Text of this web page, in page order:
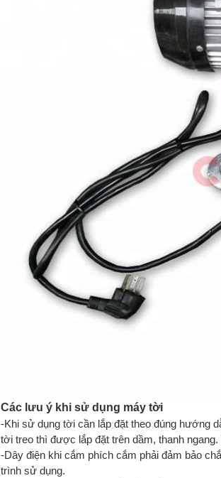
Các lưu ý khi sử dụng máy tời
-Khi sử dụng tời cần lắp đặt theo đúng hướng
tời treo thì được lắp đặt trên dầm, thanh
-Dây điện khi cắm phích cắm phải đảm bảo
trình sử dụng.